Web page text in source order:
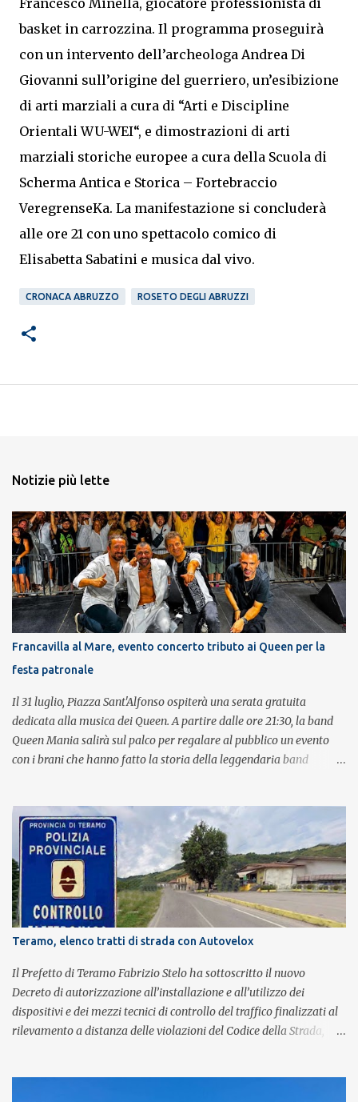
Francesco Minella, giocatore professionista di
basket in carrozzina. Il programma proseguirà
con un intervento dell’archeologa Andrea Di
Giovanni sull’origine del guerriero, un’esibizione
di arti marziali a cura di “Arti e Discipline
Orientali WU-WEI“, e dimostrazioni di arti
marziali storiche europee a cura della Scuola di
Scherma Antica e Storica – Fortebraccio
VeregrenseKa. La manifestazione si concluderà
alle ore 21 con uno spettacolo comico di
Elisabetta Sabatini e musica dal vivo.
CRONACA ABRUZZO ROSETO DEGLI ABRUZZI
Notizie più lette
Francavilla al Mare, evento concerto tributo ai Queen per la
festa patronale
Il 31 luglio, Piazza Sant'Alfonso ospiterà una serata gratuita
dedicata alla musica dei Queen. A partire dalle ore 21:30, la band
Queen Mania salirà sul palco per regalare al pubblico un evento
con i brani che hanno fatto la storia della leggendaria band
con grande successo la passione e l'energia del celebre gruppo. Lo
spettacolo si inserisce nell'ambito dei festeggiamenti in onore di
Sant'Alfonso, il santo patrono della città. La formazione sul palco è
composta da Simone Fortuna alla batteria e voce, Fabrizio
Palermo al basso e voce, Tiziano Giampieri alla chitarra e voce, e
Salvo Vinci alla voce. Salvo Vinci è la voce scelta direttamente da
Brian May e Roger Taylor per il musical We Will Rock You.
Teramo, elenco tratti di strada con Autovelox
Il Prefetto di Teramo Fabrizio Stelo ha sottoscritto il nuovo
Decreto di autorizzazione all’installazione e all’utilizzo dei
dispositivi e dei mezzi tecnici di controllo del traffico finalizzati al
rilevamento a distanza delle violazioni del Codice della Strada,